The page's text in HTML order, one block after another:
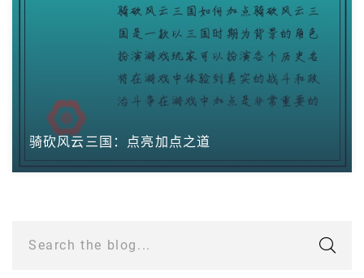
骑砍风云三国：点亮加点之道
Search the blog...